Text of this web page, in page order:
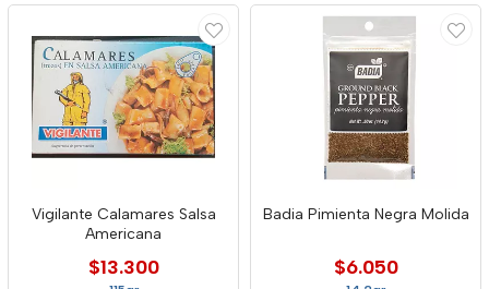
Vigilante Calamares Salsa
Americana
$13.300
Badia Pimienta Negra Molida
$6.050